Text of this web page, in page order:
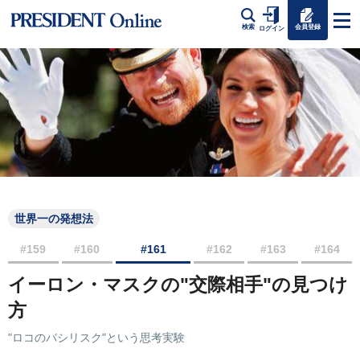
検索 ログイン 会員登録
世界一の発想法
#159 #160 #161 #162 #163 #164
イーロン・マスクの"交際相手"の見つけ
方
"ロコのバシリスク"という思考実験